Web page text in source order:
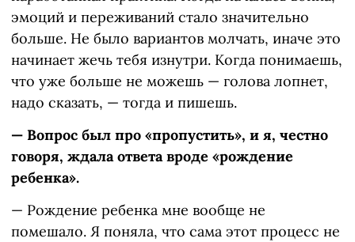
эмоций и переживаний стало значительно
больше. Не было вариантов молчать, иначе это
начинает жечь тебя изнутри. Когда понимаешь,
что уже больше не можешь — голова лопнет,
надо сказать, — тогда и пишешь.
— Вопрос был про «пропустить», и я, честно
говоря, ждала ответа вроде «рождение
ребенка».
— Рождение ребенка мне вообще не
помешало. Я поняла, что сама этот процесс не